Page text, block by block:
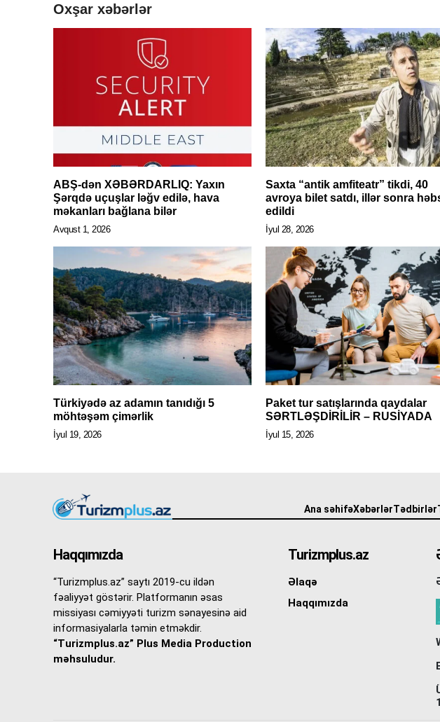
Oxşar xəbərlər
ABŞ-dən XƏBƏRDARLIQ: Yaxın
Şərqdə uçuşlar ləğv edilə, hava
məkanları bağlana bilər
Avqust 1, 2026
Saxta “antik amfiteatr” tikdi, 40
avroya bilet satdı, illər sonra
edildi
İyul 28, 2026
Türkiyədə az adamın tanıdığı 5
möhtəşəm çimərlik
İyul 19, 2026
Paket tur satışlarında qaydalar
SƏRTLƏŞDİRİLİR – RUSİYADA
İyul 15, 2026
Ana səhifəXəbərlərTədbirlər
Haqqımızda
“Turizmplus.az” saytı 2019-cu ildən
fəaliyyət göstərir. Platformanın əsas
missiyası cəmiyyəti turizm sənayesinə aid
informasiyalarla təmin etməkdir.
“Turizmplus.az” Plus Media Production
məhsuludur.
Turizmplus.az
Əlaqə
Haqqımızda